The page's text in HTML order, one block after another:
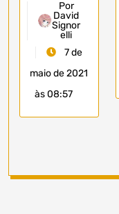
Por
David
Signor
elli
7 de
maio de 2021
às 08:57